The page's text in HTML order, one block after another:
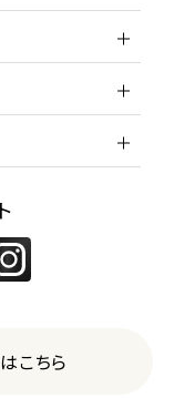
こちら